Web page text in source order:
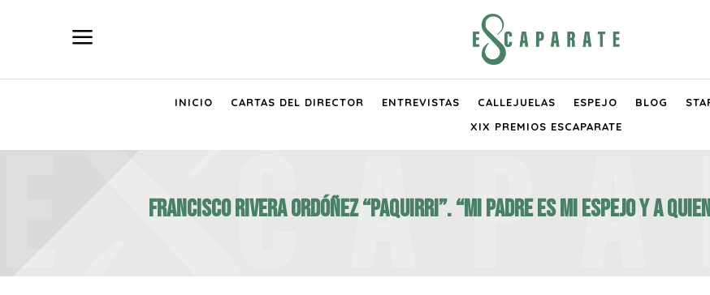
a
INICIO CARTAS DEL DIRECTOR ENTREVISTAS CALLEJUELAS ESPEJO BLOG
XIX PREMIOS ESCAPARATE
Francisco Rivera Ordóñez “Paquirri”. “Mi padre es mi espejo y a